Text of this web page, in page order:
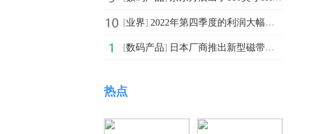
[业界] 2022年第四季度的利润大幅下降 三星重申不会削减芯片产量
[数码产品] 日本厂商推出新型磁带收录机：支持在磁带和U盘之间转录
热点